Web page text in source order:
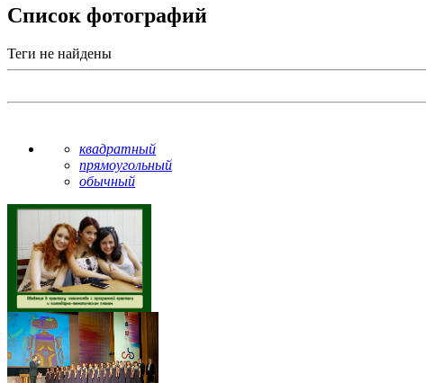
Список фотографий
Теги не найдены
квадратный
прямоугольный
обычный